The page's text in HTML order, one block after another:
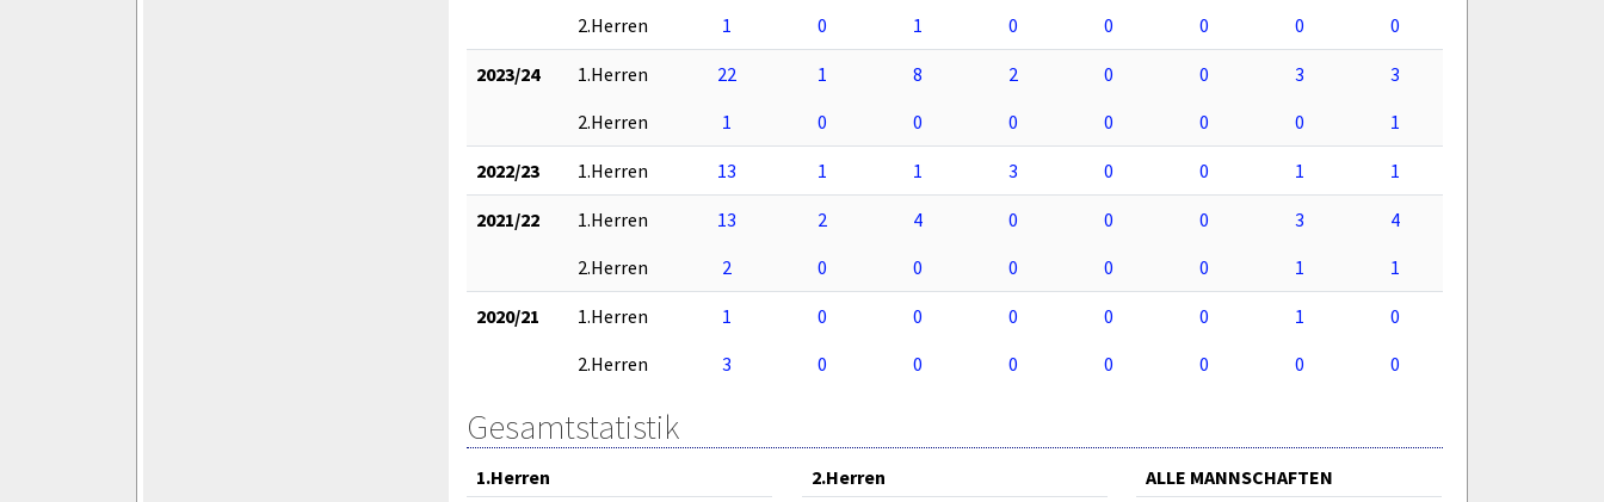
2.Herren
1 0 1 0 0 0 0 0
2023/24 1.Herren 22 1 8 2 0 0 3
3
2.Herren
1 0 0 0 0 0 0 1
2022/23 1.Herren 13 1 1 3 0 0 1 1
2021/22 1.Herren 13 2 4 0 0 0 3
4
2.Herren
2 0 0 0 0 0 1 1
2020/21 1.Herren 1 0 0 0 0 0 1
0
2.Herren
3 0 0 0 0 0 0 0
Gesamtstatistik
1.Herren
2.Herren
ALLE MANNSCHAFTEN